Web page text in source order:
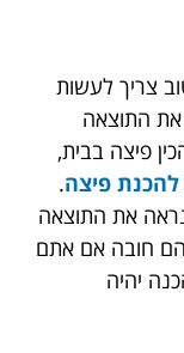
צריך לעשות
את התוצאה
פיצה בבית,
להכנת פיצה.
את התוצאה
הם חובה אם אתם
יהיה